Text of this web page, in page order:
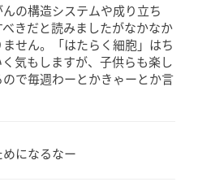
の構造システムや成り立ち
きだと読みましたがなかなか
せん。「はたらく細胞」はち
気もしますが、子供らも楽し
で毎週わーとかきゃーとか言
になるなー